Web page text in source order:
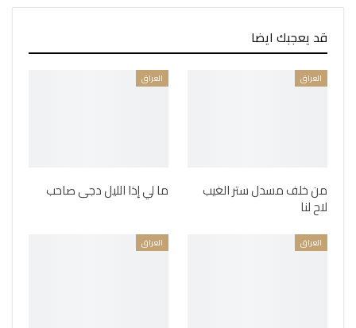
قد يعجبك ايضا
العراق
من خلف مسدل ستر الغيب
لاح لنا
العراق
ما لي إذا الليل دجى صاحب
العراق العراق